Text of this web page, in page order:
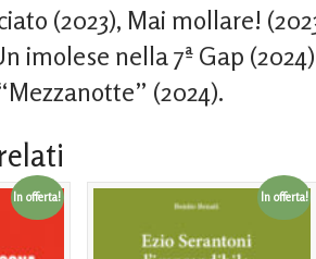
(2023), Mai mollare!
imolese nella 7ª Gap
(2024).
In offerta! In offerta!